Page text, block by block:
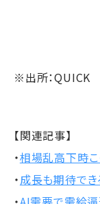
※出所：QUICK
【関連記事】
・相場乱高下時こ
・成長も期待で